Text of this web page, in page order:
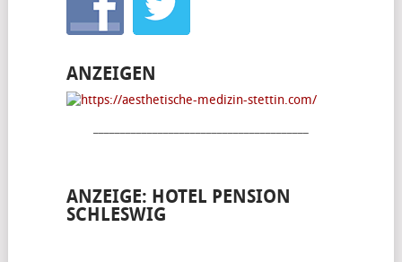
ANZEIGEN
ANZEIGE: HOTEL PENSION
SCHLESWIG